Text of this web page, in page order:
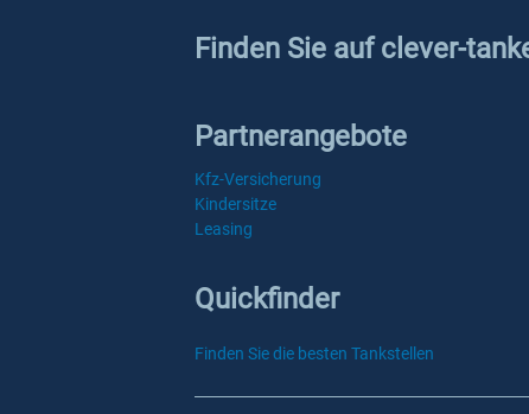
Finden Sie auf clever-
Partnerangebote
Kfz-Versicherung
Kindersitze
Leasing
Quickfinder
Finden Sie die besten Tankstellen